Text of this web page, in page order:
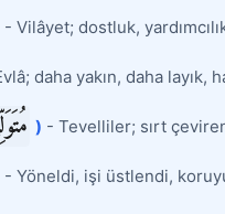
- Vilâyet; dostluk,
daha yakın, daha layık,
) - Tevelliler; sırt
- Yöneldi, işi üstlendi,